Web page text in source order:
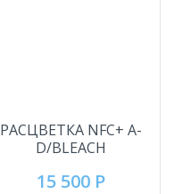
РАСЦВЕТКА NFC+ A-
D/BLEACH
15 500 Р